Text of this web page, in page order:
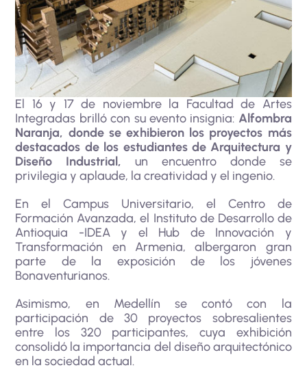
El 16 y 17 de noviembre la Facultad de Artes
Integradas brilló con su evento insignia: Alfombra
Naranja, donde se exhibieron los proyectos más
destacados de los estudiantes de Arquitectura y
Diseño Industrial, un encuentro donde se
privilegia y aplaude, la creatividad y el ingenio.
En el Campus Universitario, el Centro de
Formación Avanzada, el Instituto de Desarrollo de
Antioquia -IDEA y el Hub de Innovación y
Transformación en Armenia, albergaron gran
parte de la exposición de los jóvenes
Bonaventurianos.
Asimismo, en Medellín se contó con la
participación de 30 proyectos sobresalientes
entre los 320 participantes, cuya exhibición
consolidó la importancia del diseño arquitectónico
en la sociedad actual.